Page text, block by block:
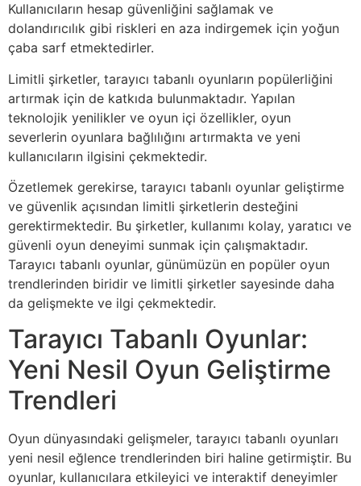
Kullanıcıların hesap güvenliğini sağlamak ve
dolandırıcılık gibi riskleri en aza indirgemek için yoğun
çaba sarf etmektedirler.
Limitli şirketler, tarayıcı tabanlı oyunların popülerliğini
artırmak için de katkıda bulunmaktadır. Yapılan
teknolojik yenilikler ve oyun içi özellikler, oyun
severlerin oyunlara bağlılığını artırmakta ve yeni
kullanıcıların ilgisini çekmektedir.
Özetlemek gerekirse, tarayıcı tabanlı oyunlar geliştirme
ve güvenlik açısından limitli şirketlerin desteğini
gerektirmektedir. Bu şirketler, kullanımı kolay, yaratıcı ve
güvenli oyun deneyimi sunmak için çalışmaktadır.
Tarayıcı tabanlı oyunlar, günümüzün en popüler oyun
trendlerinden biridir ve limitli şirketler sayesinde daha
da gelişmekte ve ilgi çekmektedir.
Tarayıcı Tabanlı Oyunlar:
Yeni Nesil Oyun Geliştirme
Trendleri
Oyun dünyasındaki gelişmeler, tarayıcı tabanlı oyunları
yeni nesil eğlence trendlerinden biri haline getirmiştir. Bu
oyunlar, kullanıcılara etkileyici ve interaktif deneyimler